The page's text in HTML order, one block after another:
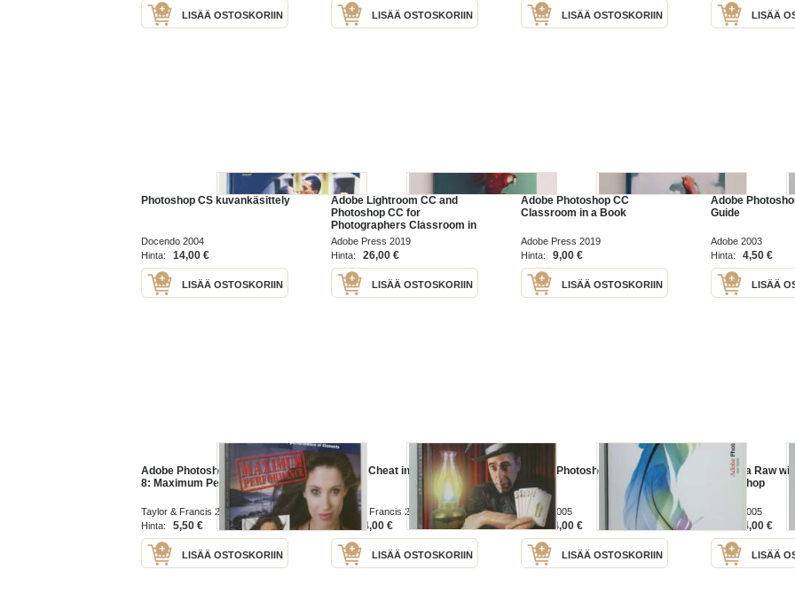
LISÄÄ OSTOSKORIIN LISÄÄ OSTOSKORIIN LISÄÄ OSTOSKORIIN LISÄÄ
Photoshop CS kuvankäsittely
Docendo 2004
Hinta:
14,00 €
LISÄÄ OSTOSKORIIN
Adobe Lightroom CC and
Photoshop CC for
Photographers Classroom in
a Book (2019 Release)
Adobe Press 2019
Hinta:
26,00 €
LISÄÄ OSTOSKORIIN
Adobe Photoshop CC
Classroom in a Book
Adobe Press 2019
Hinta:
9,00 €
LISÄÄ OSTOSKORIIN
Adobe
Guide
Adobe 2003
Hinta:
4,50 €
LISÄÄ
Adobe Photoshop Elements
8: Maximum Performance
Taylor & Francis 2010
Hinta:
5,50 €
LISÄÄ OSTOSKORIIN
How to Cheat in Photoshop
CS3
Taylor & Francis 2007
Hinta:
4,00 €
LISÄÄ OSTOSKORIIN
Adode Photoshop CS2 : user
Adode 2005
Hinta:
4,00 €
LISÄÄ OSTOSKORIIN
Camera Raw
Photoshop
Adode 2005
4,00 €
LISÄÄ